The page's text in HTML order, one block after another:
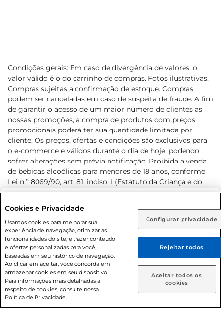
Rio de Janeiro (RJ) Goiás (GO)
Ou
Caso queira comprar online, informe como deseja receber
suas compras:
Entrega em casa Retire em Loja
Condições gerais: Em caso de divergência de valores, o
valor válido é o do carrinho de compras. Fotos ilustrativas.
Compras sujeitas a confirmação de estoque. Compras
podem ser canceladas em caso de suspeita de fraude. A fim
de garantir o acesso de um maior número de clientes as
nossas promoções, a compra de produtos com preços
promocionais poderá ter sua quantidade limitada por
cliente. Os preços, ofertas e condições são exclusivos para
o e-commerce e válidos durante o dia de hoje, podendo
sofrer alterações sem prévia notificação. Proibida a venda
de bebidas alcoólicas para menores de 18 anos, conforme
Lei n.º 8069/90, art. 81, inciso II (Estatuto da Criança e do
Adolescente). Preços e condições exclusivos para o
prévio. O valor mínimo para as compras on-line é de R$
80,00.
© 2026 Copyright. Todos os direitos
reservados Prezunic.
Cookies e Privacidade
Usamos cookies para melhorar sua
experiência de navegação, otimizar as
funcionalidades do site, e trazer conteúdo
e ofertas personalizadas para você,
baseadas em seu histórico de navegação.
Ao clicar em aceitar, você concorda em
armazenar cookies em seu dispositivo.
Para informações mais detalhadas a
respeito de cookies, consulte nossa
Política de Privacidade.
Configurar privacidade
Rejeitar todos
Aceitar todos os
cookies